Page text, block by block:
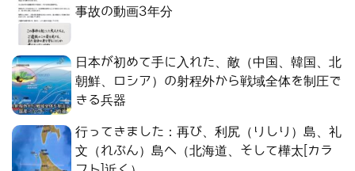
事故の動画3年分
日本が初めて手に入れた、敵（中国、韓国、北
朝鮮、ロシア）の射程外から戦域全体を制圧で
きる兵器
行ってきました：再び、利尻（りしり）島、礼
文（れぶん）島へ（北海道、そして樺太[カラ